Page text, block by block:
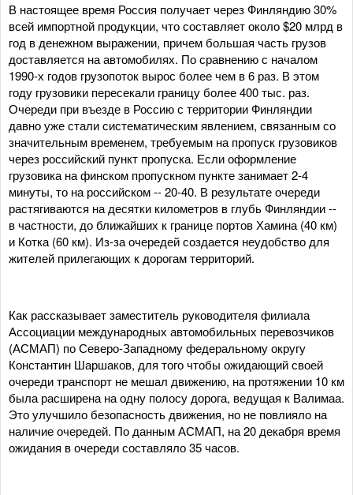
В настоящее время Россия получает через Финляндию 30%
всей импортной продукции, что составляет около $20 млрд в
год в денежном выражении, причем большая часть грузов
доставляется на автомобилях. По сравнению с началом
1990-х годов грузопоток вырос более чем в 6 раз. В этом
году грузовики пересекали границу более 400 тыс. раз.
Очереди при въезде в Россию с территории Финляндии
давно уже стали систематическим явлением, связанным со
значительным временем, требуемым на пропуск грузовиков
через российский пункт пропуска. Если оформление
грузовика на финском пропускном пункте занимает 2-4
минуты, то на российском -- 20-40. В результате очереди
растягиваются на десятки километров в глубь Финляндии --
в частности, до ближайших к границе портов Хамина (40 км)
и Котка (60 км). Из-за очередей создается неудобство для
жителей прилегающих к дорогам территорий.
Как рассказывает заместитель руководителя филиала
Ассоциации международных автомобильных перевозчиков
(АСМАП) по Северо-Западному федеральному округу
Константин Шаршаков, для того чтобы ожидающий своей
очереди транспорт не мешал движению, на протяжении 10 км
была расширена на одну полосу дорога, ведущая к Валимаа.
Это улучшило безопасность движения, но не повлияло на
наличие очередей. По данным АСМАП, на 20 декабря время
ожидания в очереди составляло 35 часов.